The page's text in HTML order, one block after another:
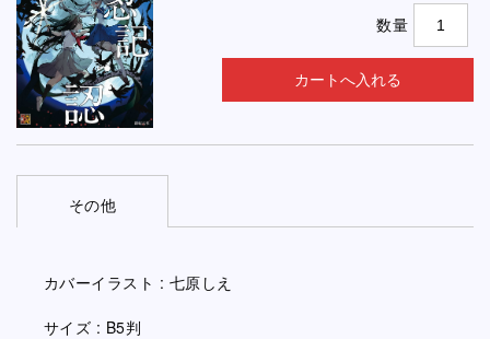
数量
その他
カバーイラスト : 七原しえ
サイズ : B5判